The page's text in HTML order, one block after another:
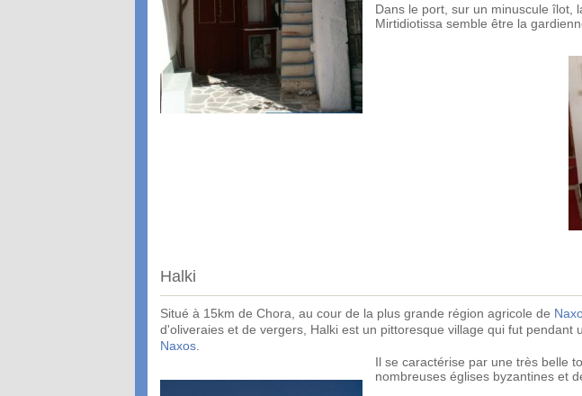
Dans le port, sur un minuscule îlot,
Mirtidiotissa semble être la
Halki
Situé à 15km de Chora, au cour de la plus grande région agricole de
d'oliveraies et de vergers, Halki est un pittoresque village qui fut pendant
Naxos
Il se caractérise par une très belle
nombreuses églises byzantines et